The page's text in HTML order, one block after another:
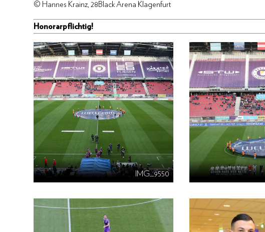
© Hannes Krainz, 28Black Arena Klagenfurt
Honorarpflichtig!
IMG_9550